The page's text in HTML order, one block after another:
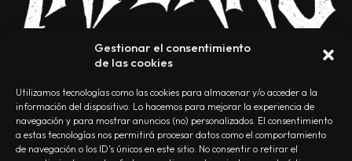
Gestionar el consentimiento
de las cookies
Utilizamos tecnologías como las cookies para almacenar y/o acceder a la
información del dispositivo. Lo hacemos para mejorar la experiencia de
navegación y para mostrar anuncios (no) personalizados. El consentimiento
a estas tecnologías nos permitirá procesar datos como el comportamiento
de navegación o los ID's únicos en este sitio. No consentir o retirar el
NOSOTROS CONTACTO EDITORIAL POLÍTICA DE PRIVACIDAD